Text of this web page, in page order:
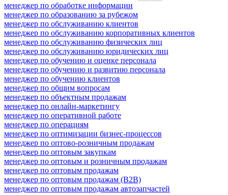
менеджер по обработке информации
менеджер по образованию за рубежом
менеджер по обслуживанию клиентов
менеджер по обслуживанию корпоративных клиентов
менеджер по обслуживанию физических лиц
менеджер по обслуживанию юридических лиц
менеджер по обучению и оценке персонала
менеджер по обучению и развитию персонала
менеджер по обучению клиентов
менеджер по общим вопросам
менеджер по объектным продажам
менеджер по онлайн-маркетингу
менеджер по оперативной работе
менеджер по операциям
менеджер по оптимизации бизнес-процессов
менеджер по оптово-розничным продажам
менеджер по оптовым закупкам
менеджер по оптовым и розничным продажам
менеджер по оптовым продажам
менеджер по оптовым продажам (B2B)
менеджер по оптовым продажам автозапчастей